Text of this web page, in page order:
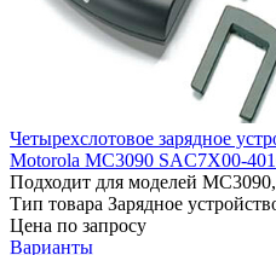
Четырехслотовое зарядное
Motorola MC3090 SAC7X00-
Подходит для моделей
Тип товара Зарядное
Цена по запросу
Варианты